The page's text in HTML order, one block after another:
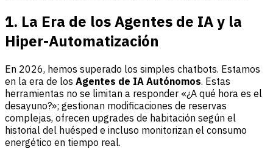
1. La Era de los Agentes de IA y la
Hiper-Automatización
En 2026, hemos superado los simples chatbots. Estamos
en la era de los Agentes de IA Autónomos. Estas
herramientas no se limitan a responder «¿A qué hora es el
desayuno?»; gestionan modificaciones de reservas
complejas, ofrecen upgrades de habitación según el
historial del huésped e incluso monitorizan el consumo
energético en tiempo real.